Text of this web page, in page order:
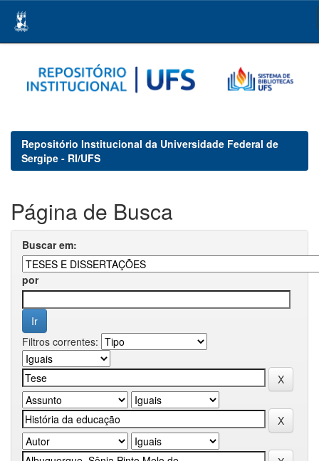
navigation
Repositório Institucional da Universidade Federal de
Sergipe - RI/UFS
Página de Busca
Buscar em:
por
Filtros correntes: